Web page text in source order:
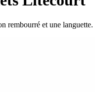
rembourré et une languette.